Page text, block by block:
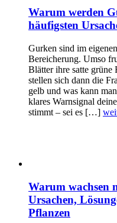
Warum werden
häufigsten
Gurken sind im
Bereicherung. Umso
Blätter ihre satte
stellen sich dann die
gelb und was kann
klares Warnsignal
stimmt – sei es […]
Warum wachsen
Ursachen,
Pflanzen